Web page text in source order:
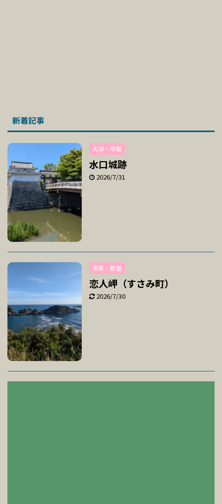
新着記事
大津・甲賀
水口城跡
2026/7/31
串本・那智
恋人岬（すさみ町）
2026/7/30